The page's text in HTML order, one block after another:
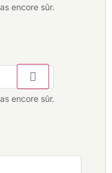
encore sûr.
encore sûr.